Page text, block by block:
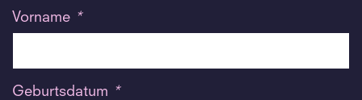
Vorname *
Geburtsdatum *